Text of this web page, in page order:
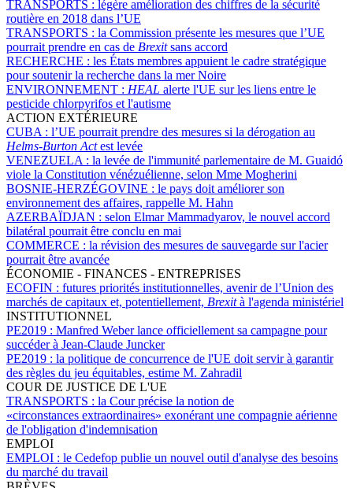
TRANSPORTS : légère amélioration des chiffres de la sécurité
routière en 2018 dans l’UE
TRANSPORTS : la Commission présente les mesures que l’UE
pourrait prendre en cas de Brexitsans accord
RECHERCHE : les États membres appuient le cadre stratégique
pour soutenir la recherche dans la mer Noire
ENVIRONNEMENT : HEAL alerte l'UE sur les liens entre le
pesticide chlorpyrifos et l'autisme
ACTION EXTÉRIEURE
CUBA : l’UE pourrait prendre des mesures si la dérogation au
Helms-Burton Actest levée
VENEZUELA : la levée de l'immunité parlementaire de M. Guaidó
viole la Constitution vénézuélienne, selon Mme Mogherini
BOSNIE-HERZÉGOVINE : le pays doit améliorer son
environnement des affaires, rappelle M. Hahn
AZERBAÏDJAN : selon Elmar Mammadyarov, le nouvel accord
bilatéral pourrait être conclu en mai
COMMERCE : la révision des mesures de sauvegarde sur l'acier
pourrait être avancée
ÉCONOMIE - FINANCES - ENTREPRISES
ECOFIN : futures priorités institutionnelles, avenir de l’Union des
marchés de capitaux et, potentiellement, Brexità l'agenda ministériel
INSTITUTIONNEL
PE2019 : Manfred Weber lance officiellement sa campagne pour
succéder à Jean-Claude Juncker
PE2019 : la politique de concurrence de l'UE doit servir à garantir
des règles du jeu équitables, estime M. Zahradil
COUR DE JUSTICE DE L'UE
TRANSPORTS : la Cour précise la notion de
«circonstances extraordinaires» exonérant une compagnie aérienne
de l'obligation d'indemnisation
EMPLOI
EMPLOI : le Cedefop publie un nouvel outil d'analyse des besoins
du marché du travail